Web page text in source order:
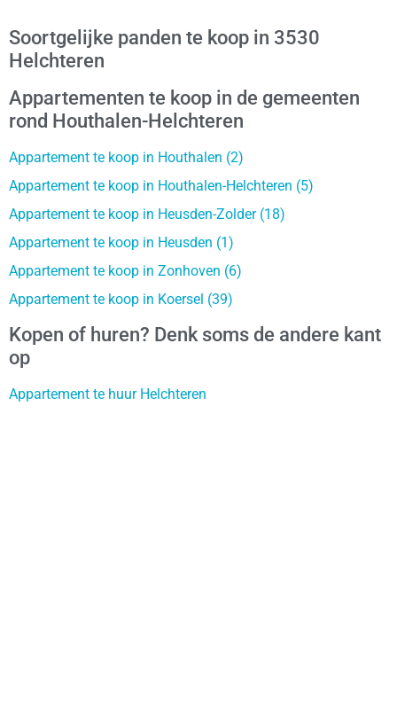
Soortgelijke panden te koop in 3530
Helchteren
Appartementen te koop in de gemeenten
rond Houthalen-Helchteren
Appartement te koop in Houthalen (2)
Appartement te koop in Houthalen-Helchteren (5)
Appartement te koop in Heusden-Zolder (18)
Appartement te koop in Heusden (1)
Appartement te koop in Zonhoven (6)
Appartement te koop in Koersel (39)
Kopen of huren? Denk soms de andere kant
op
Appartement te huur Helchteren